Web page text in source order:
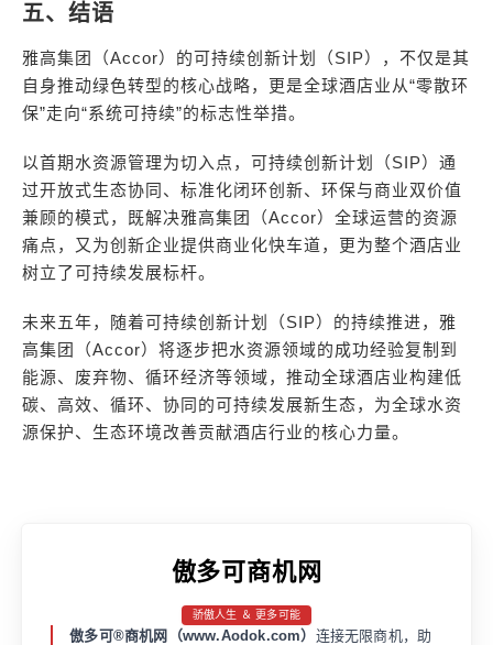
五、结语
雅高集团（Accor）的可持续创新计划（SIP），不仅是其
自身推动绿色转型的核心战略，更是全球酒店业从“零散环
保”走向“系统可持续”的标志性举措。
以首期水资源管理为切入点，可持续创新计划（SIP）通
过开放式生态协同、标准化闭环创新、环保与商业双价值
兼顾的模式，既解决雅高集团（Accor）全球运营的资源
痛点，又为创新企业提供商业化快车道，更为整个酒店业
树立了可持续发展标杆。
未来五年，随着可持续创新计划（SIP）的持续推进，雅
高集团（Accor）将逐步把水资源领域的成功经验复制到
能源、废弃物、循环经济等领域，推动全球酒店业构建低
碳、高效、循环、协同的可持续发展新生态，为全球水资
源保护、生态环境改善贡献酒店行业的核心力量。
傲多可商机网
骄傲人生 ＆ 更多可能
傲多可®商机网（www.Aodok.com） 连接无限商机，助